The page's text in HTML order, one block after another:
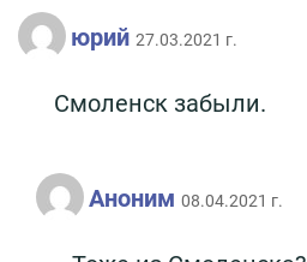
юрий 27.03.2021 г.
Смоленск забыли.
Аноним 08.04.2021 г.